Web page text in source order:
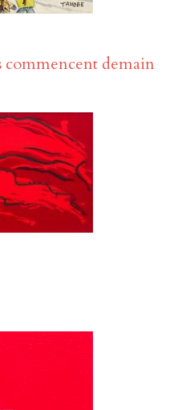
commencent demain